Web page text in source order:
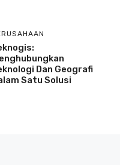
Dan Geografi
Satu Solusi